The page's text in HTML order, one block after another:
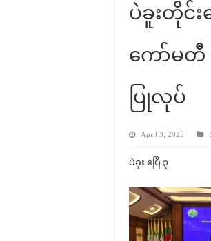
ပဲခူးတိုင်
ကော်မတီ
ပြုလုပ်
April 3, 2025
ပဲခူး ဧပြီ ၃